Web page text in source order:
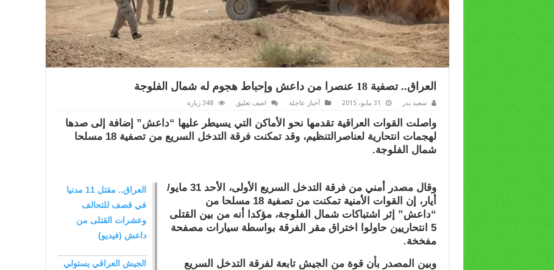
العراق.. تصفية 18 عنصرا من داعش وإحباط هجوم له شمال الفلوجة
سعيد بدر 31 مايو، 2015 أخبار عاجلة اضف تعليق 348 زيارة
واصلت القوات العراقية تقدمها نحو الأماكن التي يسيطر عليها “داعش” إضافة إلى صدها
لهجمات انتحارية لعناصرالتنظيم، وقد تمكنت فرقة التدخل السريع من تصفية 18 مسلحا
شمال الفلوجة.
العراق.. مقتل 11 مدنيا
في قصف للتحالف
وعشرات القتلى من
داعش (فيديو)
الجيش العراقي يستولي
وقال مصدر أمني من فرقة التدخل السريع الأولى، الأحد 31 مايو/
أيار، إن القوات الأمنية تمكنت من تصفية 18 مسلحا من
“داعش” إثر اشتباكات شمال الفلوجة، مؤكدا أنه من بين القتلى
5 انتحاريين حاولوا اختراق مقر الفرقة بواسطة سيارات مصفحة
مفخخة.
وبين المصدر بأن قوة من الجيش تابعة لفرقة التدخل السريع